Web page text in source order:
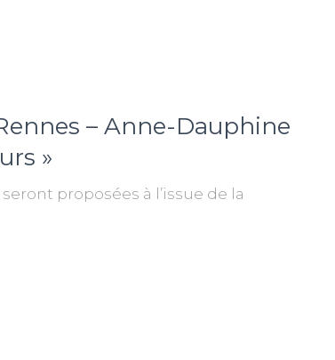
– Anne-Dauphine
»
proposées à l’issue de la